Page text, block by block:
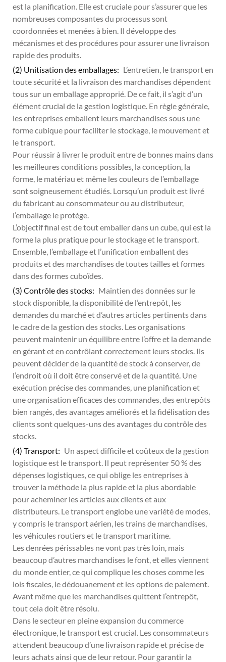
est la planification. Elle est cruciale pour s’assurer que les
nombreuses composantes du processus sont
coordonnées et menées à bien. Il développe des
mécanismes et des procédures pour assurer une livraison
rapide des produits.
(2) Unitisation des emballages: L’entretien, le transport en
toute sécurité et la livraison des marchandises dépendent
tous sur un emballage approprié. De ce fait, il s’agit d’un
élément crucial de la gestion logistique. En règle générale,
les entreprises emballent leurs marchandises sous une
forme cubique pour faciliter le stockage, le mouvement et
le transport.
Pour réussir à livrer le produit entre de bonnes mains dans
les meilleures conditions possibles, la conception, la
forme, le matériau et même les couleurs de l’emballage
sont soigneusement étudiés. Lorsqu’un produit est livré
du fabricant au consommateur ou au distributeur,
l’emballage le protège.
L’objectif final est de tout emballer dans un cube, qui est la
forme la plus pratique pour le stockage et le transport.
Ensemble, l’emballage et l’unification emballent des
produits et des marchandises de toutes tailles et formes
dans des formes cuboïdes.
(3) Contrôle des stocks: Maintien des données sur le
stock disponible, la disponibilité de l’entrepôt, les
demandes du marché et d’autres articles pertinents dans
le cadre de la gestion des stocks. Les organisations
peuvent maintenir un équilibre entre l’offre et la demande
en gérant et en contrôlant correctement leurs stocks. Ils
peuvent décider de la quantité de stock à conserver, de
l’endroit où il doit être conservé et de la quantité. Une
exécution précise des commandes, une planification et
une organisation efficaces des commandes, des entrepôts
bien rangés, des avantages améliorés et la fidélisation des
clients sont quelques-uns des avantages du contrôle des
stocks.
(4) Transport: Un aspect difficile et coûteux de la gestion
logistique est le transport. Il peut représenter 50 % des
dépenses logistiques, ce qui oblige les entreprises à
trouver la méthode la plus rapide et la plus abordable
pour acheminer les articles aux clients et aux
distributeurs. Le transport englobe une variété de modes,
y compris le transport aérien, les trains de marchandises,
les véhicules routiers et le transport maritime.
Les denrées périssables ne vont pas très loin, mais
beaucoup d’autres marchandises le font, et elles viennent
du monde entier, ce qui complique les choses comme les
lois fiscales, le dédouanement et les options de paiement.
Avant même que les marchandises quittent l’entrepôt,
tout cela doit être résolu.
Dans le secteur en pleine expansion du commerce
électronique, le transport est crucial. Les consommateurs
attendent beaucoup d’une livraison rapide et précise de
leurs achats ainsi que de leur retour. Pour garantir la